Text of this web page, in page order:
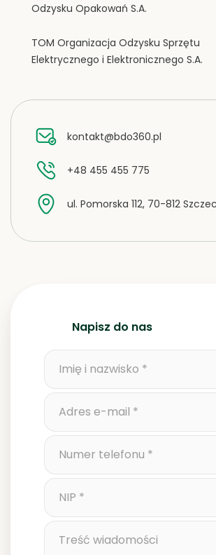
Napisz do nas
Odzysku Opakowań S.A.
TOM Organizacja Odzysku Sprzętu
Elektrycznego i Elektronicznego S.A.
kontakt@bdo360.pl
+48 455 455 775
ul. Pomorska 112, 70-812